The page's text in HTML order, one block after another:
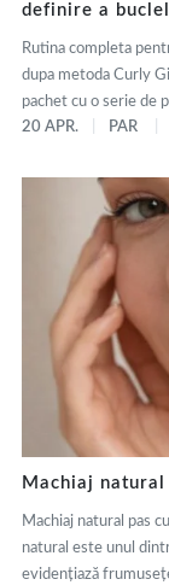
definire a
Rutina completa
dupa metoda Curly
pachet cu o serie de
20 APR.
PAR
Machiaj
Machiaj natural pas
natural este unul
evidențiază